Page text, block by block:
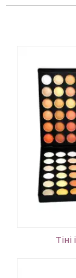
Якісні
і